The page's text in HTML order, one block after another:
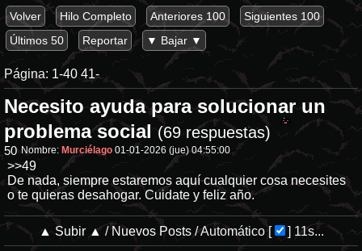
Volver Hilo Completo Anteriores 100
Siguientes 100
Últimos 50
Reportar ▼ Bajar ▼
Página: 1-40 41-
Necesito ayuda para solucionar un
problema social (69 respuestas)
50 Nombre: Murciélago 01-01-2026 (jue) 04:55:00
>>49
De nada, siempre estaremos aquí cualquier cosa necesites
o te quieras desahogar. Cuidate y feliz año.
▲ Subir ▲/Nuevos Posts/Automático[ ] 11s...